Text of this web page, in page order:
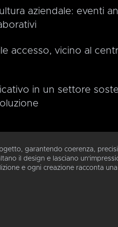
aziendale: eventi
accesso, vicino al
in un settore
garantendo coerenza,
il design e lasciano
e ogni creazione racconta